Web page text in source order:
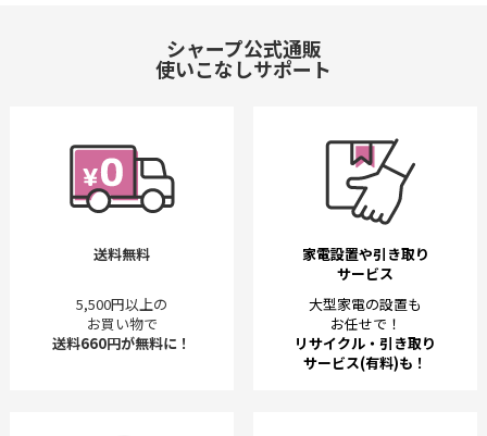
シャープ公式通販
使いこなしサポート
送料無料
5,500円以上の
お買い物で
送料660円が無料に！
家電設置や引き取り
サービス
大型家電の設置も
お任せで！
リサイクル・引き取り
サービス(有料)も！